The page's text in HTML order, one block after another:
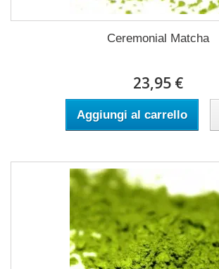
Ceremonial Matcha
23,95 €
Aggiungi al carrello